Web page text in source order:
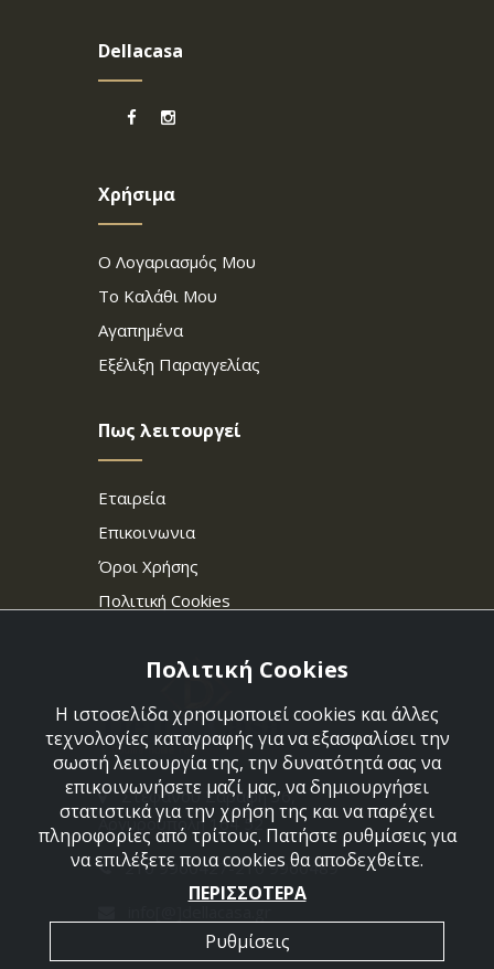
Dellacasa
Χρήσιμα
Ο Λογαριασμός Μου
Το Καλάθι Μου
Αγαπημένα
Εξέλιξη Παραγγελίας
Πως λειτουργεί
Εταιρεία
Επικοινωνια
Όροι Χρήσης
Πολιτική Cookies
Στεφάνου Σαράφη 36,
Αργυρούπολη 164 52
210 9960427-210 9960489
Πολιτική Cookies
Η ιστοσελίδα χρησιμοποιεί cookies και άλλες
τεχνολογίες καταγραφής για να εξασφαλίσει την
σωστή λειτουργία της, την δυνατότητά σας να
επικοινωνήσετε μαζί μας, να δημιουργήσει
στατιστικά για την χρήση της και να παρέχει
πληροφορίες από τρίτους. Πατήστε ρυθμίσεις για
να επιλέξετε ποια cookies θα αποδεχθείτε.
ΠΕΡΙΣΣΟΤΕΡΑ
Ρυθμίσεις